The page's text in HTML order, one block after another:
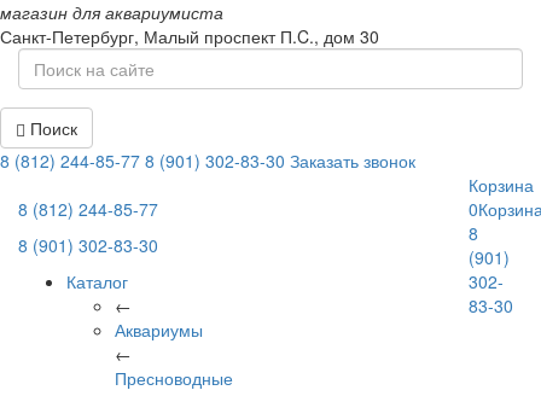
магазин для аквариумиста
Санкт-Петербург, Малый проспект П.C., дом 30
Поиск
8 (812) 244-85-77 8 (901) 302-83-30 Заказать звонок
8 (812) 244-85-77
8 (901) 302-83-30
Каталог
←
Аквариумы
←
Пресноводные
Корзина
0
8
(901)
302-
83-30